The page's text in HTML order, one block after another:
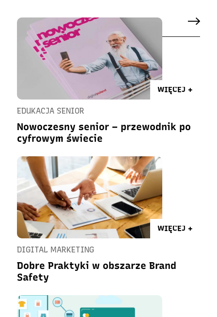
WIĘCEJ +
EDUKACJA SENIOR
Nowoczesny senior – przewodnik po
cyfrowym świecie
WIĘCEJ +
DIGITAL MARKETING
Dobre Praktyki w obszarze Brand
Safety